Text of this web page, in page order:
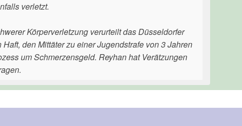
verletzt.
Körperverletzung verurteilt das Düsseldorfer
den Mittäter zu einer Jugendstrafe von 3 Jahren
um Schmerzensgeld. Reyhan hat Verätzungen